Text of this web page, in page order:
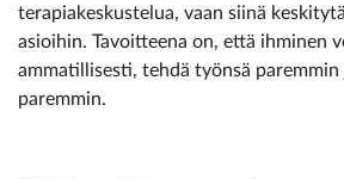
terapiakeskustelua, vaan siinä
asioihin. Tavoitteena on, että ihminen
ammatillisesti, tehdä työnsä paremmin
paremmin.